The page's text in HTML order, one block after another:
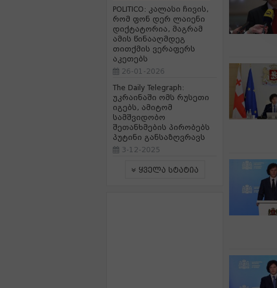
POLITICO: კალასი ჩივის,
რომ ფონ დერ ლაიენი
დიქტატორია, მაგრამ
ამის წინააღმდეგ
თითქმის ვერაფერს
აკეთებს
26-01-2026
The Daily Telegraph:
უკრაინაში ომს რუსეთი
იგებს, ამიტომ
სამშვიდობო
შეთანხმების პირობებს
პუტინი განსაზღვრავს
3-12-2025
ყველა სტატია